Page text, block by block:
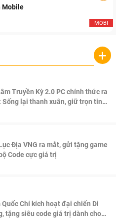
MOBI
Mobile
+
Truyền Kỳ 2.0 PC chính thức ra
Sống lại thanh xuân, giữ trọn tinh
Địa VNG ra mắt, gửi tặng game
Code cực giá trị
Quốc Chí kích hoạt đại chiến Di
tặng siêu code giá trị dành cho